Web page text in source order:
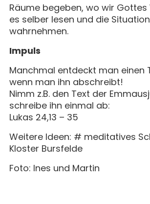
Räume begeben, wo wir Gottes
es selber lesen und die
wahrnehmen.
Impuls
Manchmal entdeckt man einen
wenn man ihn abschreibt!
Nimm z.B. den Text der
schreibe ihn einmal ab:
Lukas 24,13 – 35
Weitere Ideen: # meditatives
Kloster Bursfelde
Foto: Ines und Martin